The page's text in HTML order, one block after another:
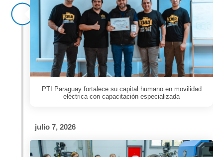
PTI Paraguay fortalece su capital humano en movilidad
eléctrica con capacitación especializada
julio 7, 2026